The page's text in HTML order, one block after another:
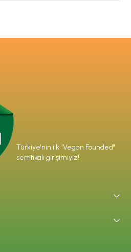
Türkiye'nin ilk "Vegan Founded"
sertifikalı girişimiyiz!